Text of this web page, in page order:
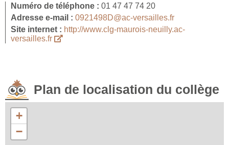
Numéro de téléphone : 01 47 47 74 20
Adresse e-mail : 0921498D@ac-versailles.fr
Site internet : http://www.clg-maurois-neuilly.ac-
versailles.fr
Plan de localisation du collège
+
−